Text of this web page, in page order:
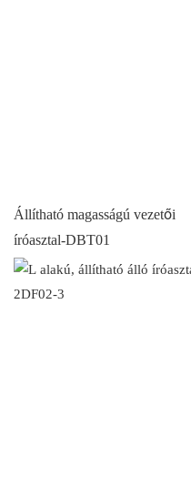
Állítható magasságú vezetői
íróasztal-DBT01